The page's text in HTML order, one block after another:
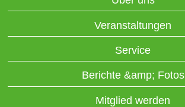
Veranstaltungen
Service
Berichte &amp; Fotos
Mitglied werden